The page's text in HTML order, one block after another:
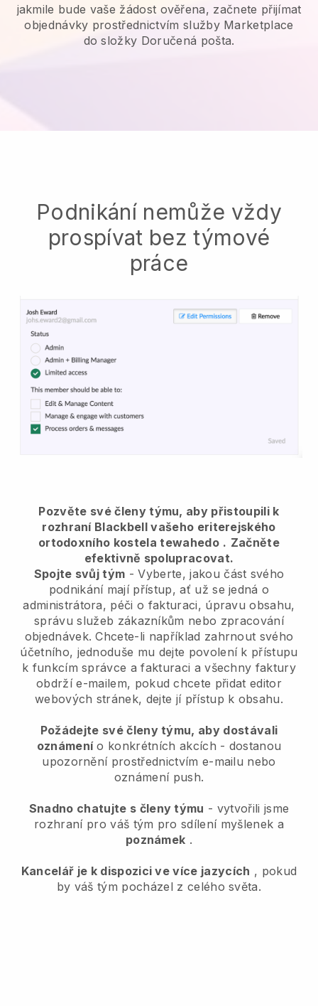
jakmile bude vaše žádost ověřena, začnete přijímat
objednávky prostřednictvím služby Marketplace
do složky Doručená pošta.
Podnikání nemůže vždy
prospívat bez týmové
práce
Pozvěte své členy týmu, aby přistoupili k
rozhraní Blackbell vašeho eriterejského
ortodoxního kostela tewahedo . Začněte
efektivně spolupracovat.
Spojte svůj tým - Vyberte, jakou část svého
podnikání mají přístup, ať už se jedná o
administrátora, péči o fakturaci, úpravu obsahu,
správu služeb zákazníkům nebo zpracování
objednávek. Chcete-li například zahrnout svého
účetního, jednoduše mu dejte povolení k přístupu
k funkcím správce a fakturaci a všechny faktury
obdrží e-mailem, pokud chcete přidat editor
webových stránek, dejte jí přístup k obsahu.
Požádejte své členy týmu, aby dostávali
oznámenío konkrétních akcích - dostanou
upozornění prostřednictvím e-mailu nebo
oznámení push.
Snadno chatujte s členy týmu - vytvořili jsme
rozhraní pro váš tým pro sdílení myšlenek a
poznámek .
Kancelář je k dispozici ve více jazycích , pokud
by váš tým pocházel z celého světa.